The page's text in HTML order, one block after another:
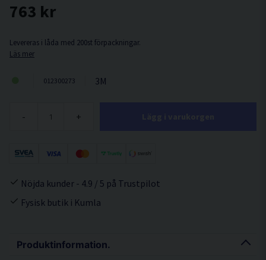
Produktinformation.
763 kr
Levereras i låda med 200st förpackningar.
Läs mer
012300273 3M
- +
Nöjda kunder - 4.9 / 5 på Trustpilot
Fysisk butik i Kumla